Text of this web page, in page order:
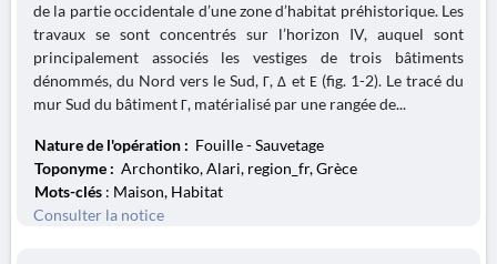
de la partie occidentale d’une zone d’habitat préhistorique. Les
travaux se sont concentrés sur l’horizon IV, auquel sont
principalement associés les vestiges de trois bâtiments
dénommés, du Nord vers le Sud, Γ, Δ et Ε (fig. 1-2). Le tracé du
mur Sud du bâtiment Γ, matérialisé par une rangée de...
Nature de l'opération : Fouille - Sauvetage
Toponyme : Archontiko, Alari, region_fr, Grèce
Mots-clés : Maison, Habitat
Consulter la notice